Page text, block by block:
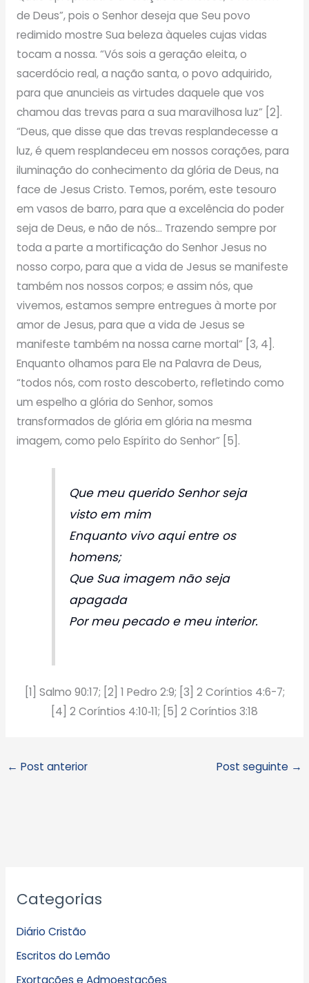
de Deus”, pois o Senhor deseja que Seu povo
redimido mostre Sua beleza àqueles cujas vidas
tocam a nossa. “Vós sois a geração eleita, o
sacerdócio real, a nação santa, o povo adquirido,
para que anuncieis as virtudes daquele que vos
chamou das trevas para a sua maravilhosa luz” [2].
“Deus, que disse que das trevas resplandecesse a
luz, é quem resplandeceu em nossos corações, para
iluminação do conhecimento da glória de Deus, na
face de Jesus Cristo. Temos, porém, este tesouro
em vasos de barro, para que a excelência do poder
seja de Deus, e não de nós… Trazendo sempre por
toda a parte a mortificação do Senhor Jesus no
nosso corpo, para que a vida de Jesus se manifeste
também nos nossos corpos; e assim nós, que
vivemos, estamos sempre entregues à morte por
amor de Jesus, para que a vida de Jesus se
manifeste também na nossa carne mortal” [3, 4].
Enquanto olhamos para Ele na Palavra de Deus,
“todos nós, com rosto descoberto, refletindo como
um espelho a glória do Senhor, somos
transformados de glória em glória na mesma
imagem, como pelo Espírito do Senhor” [5].
Que meu querido Senhor seja
visto em mim
Enquanto vivo aqui entre os
homens;
Que Sua imagem não seja
apagada
Por meu pecado e meu interior.
[1] Salmo 90:17; [2] 1 Pedro 2:9; [3] 2 Coríntios 4:6-7;
[4] 2 Coríntios 4:10‑11; [5] 2 Coríntios 3:18
← Post anterior Post seguinte →
Categorias
Diário Cristão
Escritos do Lemão
Exortações e Admoestações
r
i